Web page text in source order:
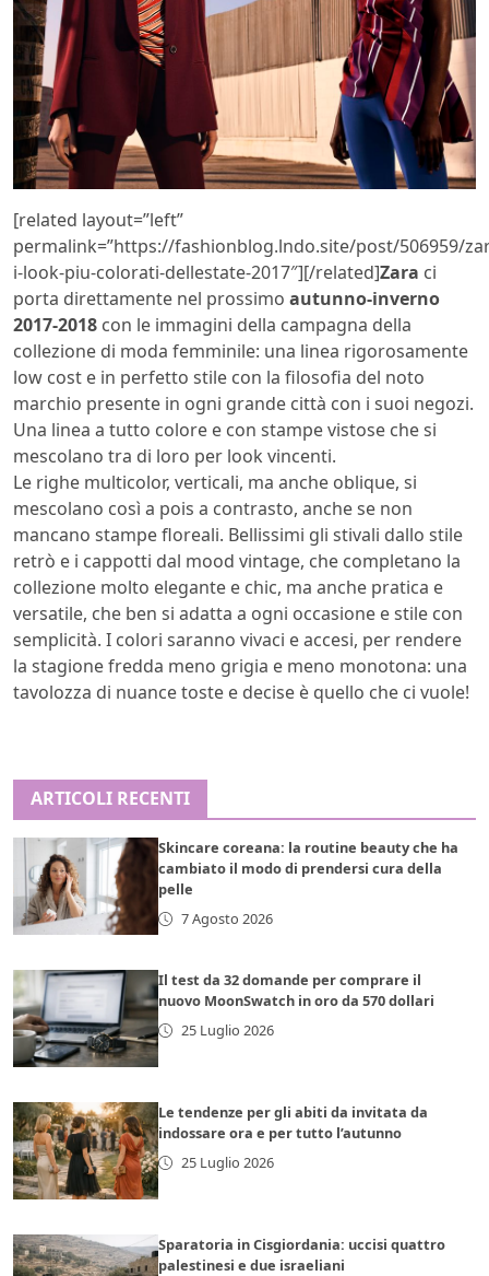
[related layout=”left”
permalink=”https://fashionblog.lndo.site/post/506959/
i-look-piu-colorati-dellestate-2017″][/related]Zara ci
porta direttamente nel prossimo autunno-inverno
2017-2018 con le immagini della campagna della
collezione di moda femminile: una linea rigorosamente
low cost e in perfetto stile con la filosofia del noto
marchio presente in ogni grande città con i suoi negozi.
Una linea a tutto colore e con stampe vistose che si
mescolano tra di loro per look vincenti.
Le righe multicolor, verticali, ma anche oblique, si
mescolano così a pois a contrasto, anche se non
mancano stampe floreali. Bellissimi gli stivali dallo stile
retrò e i cappotti dal mood vintage, che completano la
collezione molto elegante e chic, ma anche pratica e
versatile, che ben si adatta a ogni occasione e stile con
semplicità. I colori saranno vivaci e accesi, per rendere
la stagione fredda meno grigia e meno monotona: una
tavolozza di nuance toste e decise è quello che ci vuole!
ARTICOLI RECENTI
Skincare coreana: la routine beauty che ha
cambiato il modo di prendersi cura della
pelle
7 Agosto 2026
Il test da 32 domande per comprare il
nuovo MoonSwatch in oro da 570 dollari
25 Luglio 2026
Le tendenze per gli abiti da invitata da
indossare ora e per tutto l’autunno
25 Luglio 2026
Sparatoria in Cisgiordania: uccisi quattro
palestinesi e due israeliani